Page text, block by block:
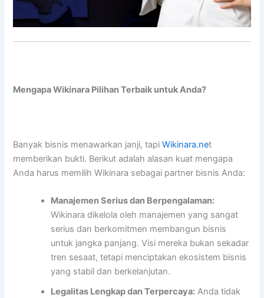
Mengapa Wikinara Pilihan Terbaik untuk Anda?
Banyak bisnis menawarkan janji, tapiWikinara.net
memberikan bukti. Berikut adalah alasan kuat mengapa
Anda harus memilih Wikinara sebagai partner bisnis Anda:
Manajemen Serius dan Berpengalaman:
Wikinara dikelola oleh manajemen yang sangat
serius dan berkomitmen membangun bisnis
untuk jangka panjang. Visi mereka bukan sekadar
tren sesaat, tetapi menciptakan ekosistem bisnis
yang stabil dan berkelanjutan.
Legalitas Lengkap dan Terpercaya: Anda tidak